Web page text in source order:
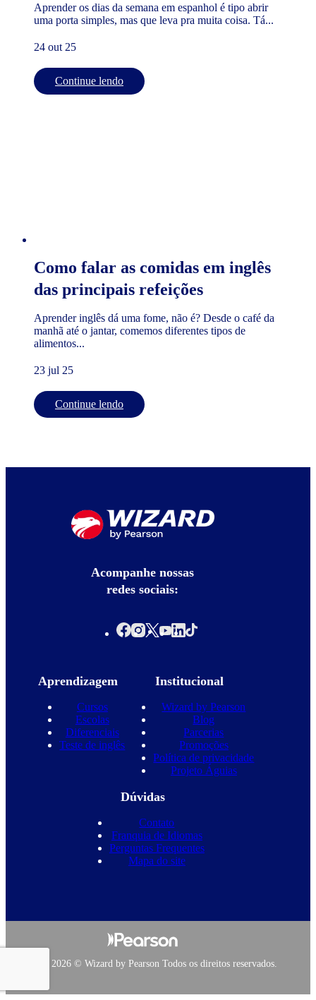
Aprender os dias da semana em espanhol é tipo abrir
uma porta simples, mas que leva pra muita coisa. Tá...
24 out 25
Continue lendo
Como falar as comidas em inglês
das principais refeições
Aprender inglês dá uma fome, não é? Desde o café da
manhã até o jantar, comemos diferentes tipos de
alimentos...
23 jul 25
Continue lendo
Acompanhe nossas
redes sociais:
Aprendizagem
Cursos
Escolas
Diferenciais
Teste de inglês
Institucional
Wizard by Pearson
Blog
Parcerias
Promoções
Política de privacidade
Projeto Águias
Dúvidas
Contato
Franquia de Idiomas
Perguntas Frequentes
Mapa do site
Copyright 2026 © Wizard by Pearson Todos os direitos reservados.